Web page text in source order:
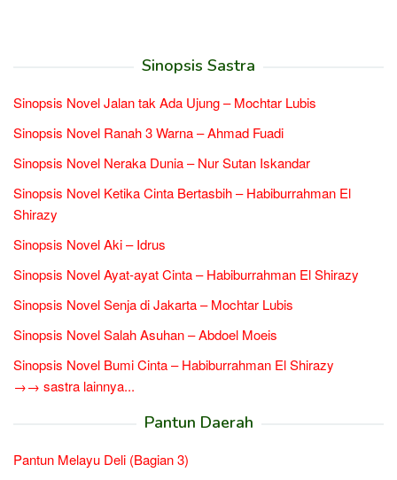
Sinopsis Sastra
Sinopsis Novel Jalan tak Ada Ujung – Mochtar Lubis
Sinopsis Novel Ranah 3 Warna – Ahmad Fuadi
Sinopsis Novel Neraka Dunia – Nur Sutan Iskandar
Sinopsis Novel Ketika Cinta Bertasbih – Habiburrahman El
Shirazy
Sinopsis Novel Aki – Idrus
Sinopsis Novel Ayat-ayat Cinta – Habiburrahman El Shirazy
Sinopsis Novel Senja di Jakarta – Mochtar Lubis
Sinopsis Novel Salah Asuhan – Abdoel Moeis
Sinopsis Novel Bumi Cinta – Habiburrahman El Shirazy
→→ sastra lainnya...
Pantun Daerah
Pantun Melayu Deli (Bagian 3)